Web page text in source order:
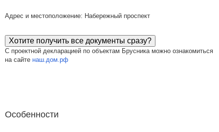
Адрес и местоположение: Набережный проспект
Хотите получить все документы сразу?
С проектной декларацией по объектам Брусника можно ознакомиться
на сайте наш.дом.рф
Особенности